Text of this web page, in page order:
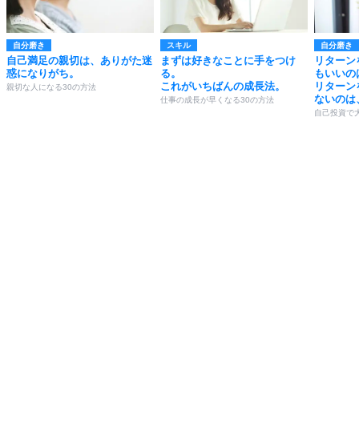
自分磨き
自己満足の親切は、ありがた迷
惑になりがち。
親切な人になる30の方法
スキル
まずは好きなことに手をつけ
る。
これがいちばんの成長法。
仕事の成長が早くなる30の方法
自分磨き
リター
もいい
リター
ないのは
自己投資で